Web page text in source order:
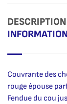
DESCRIPTION
Couvrante des
rouge épouse
Fendue du cou